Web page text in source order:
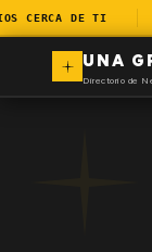
CERCA DE TI
UNA
Directorio de